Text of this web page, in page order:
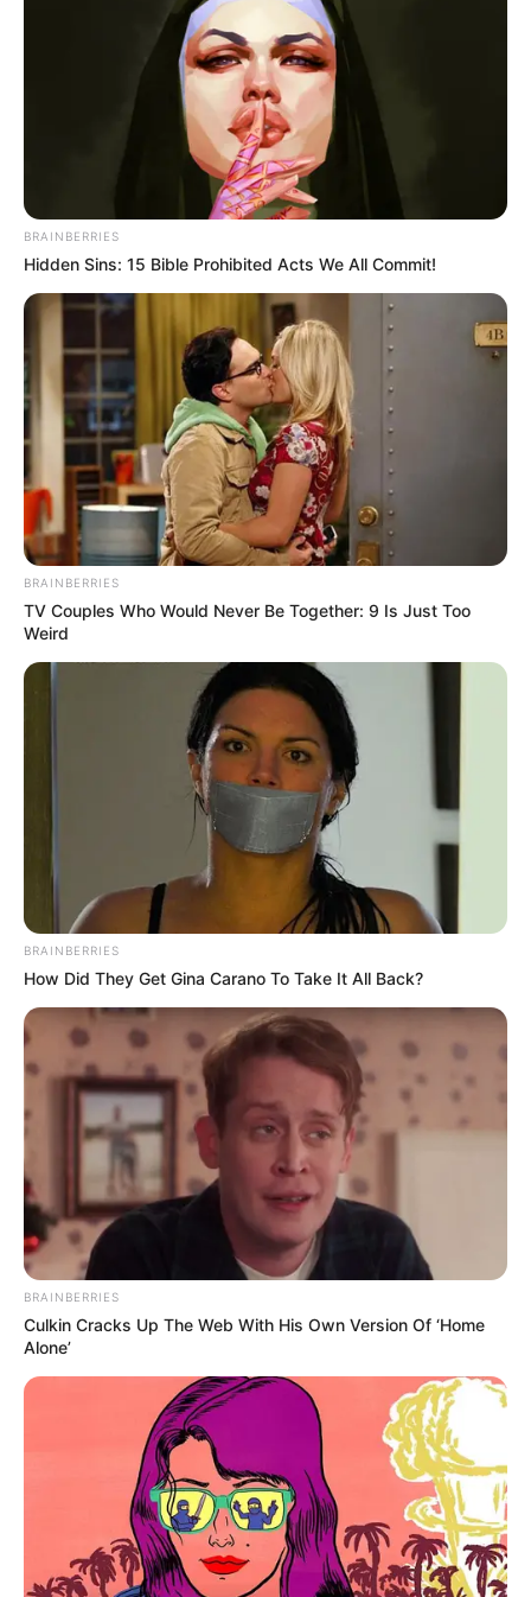
วันนี้งานสายเทาโดดเด่น บางท่านได้เงินมาจากการ
เสี่ยงโชค แต่ความรักไม่สู้ดีนักเกิดการปิดยังความ
จริงบางอย่าง วันนี้ทำงานด้วยความอึดอัด ไม่เป็นตัว
ของตัวเอง การเงินระวังถูกหลอก ถูกโกง จึงไม่ควรไว้
ดวงคนเกิดวันอังคาร
ไพ่ประจำวันของท่านในวันนี้ คือ ไพ่ช่วยเหลือ
วันนี้ดวงชะตาโดดเด่นในด้านการเจรจา ใครนัด
หมายขอความช่วยเหลือ หรือเจรจาจะประสบความ
สำเร็จ การงานได้รับมอบหมายความรับผิดชอบใหม่
เพิ่มเติม ด้านคนโสดมีเกณฑ์พบรักกับคนอายุ
ดวงคนเกิดวันพุธ
ไพ่ประจำวันของท่านในวันนี้ คือ ไพ่พอดี
วันนี้มีเรื่องให้คิดมาก การทำงานต้องใช้ความคิด
เยอะ บางท่านต้องตัดสินใจในบางเรื่อง ที่ยากแก่การ
เลือก การทำงานแบกรับภาระงานแทนคนอื่น บาง
อย่างไม่ใช่เรื่องตนเอง แต่กลับเอามาแบกไว้ การเงิน
ยังนิ่ง
ดวงคนเกิดวันพฤหัสบดี
ไพ่ประจำวันของท่านในวันนี้ คือ ไพ่รุ่งเรือง
BRAINBERRIES
Hidden Sins: 15 Bible Prohibited Acts We All Commit!
BRAINBERRIES
TV Couples Who Would Never Be Together: 9 Is Just Too
Weird
BRAINBERRIES
How Did They Get Gina Carano To Take It All Back?
BRAINBERRIES
Culkin Cracks Up The Web With His Own Version Of ‘Home
Alone’